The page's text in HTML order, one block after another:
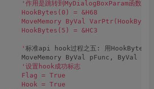
'作用是跳转到MyDialogBoxParam函数
HookBytes(0) = &H68
MoveMemory ByVal
HookBytes(5) = &HC3
'
标准api hook过程之五: 用HookBytes的
MoveMemory ByVal pFunc, ByVal
'设置hook成功标志
Flag = True
Hook = True